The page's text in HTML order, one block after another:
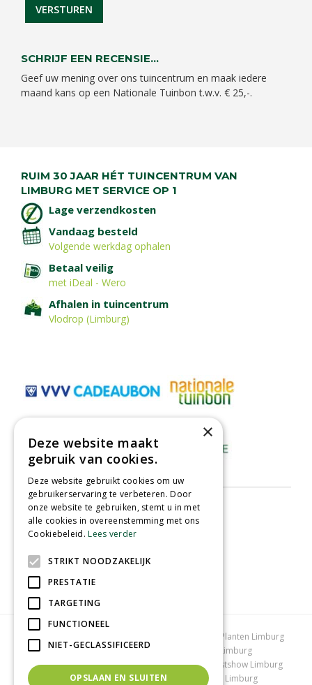
SCHRIJF EEN RECENSIE...
Geef uw mening over ons tuincentrum en maak iedere
maand kans op een Nationale Tuinbon t.w.v. € 25,-.
RUIM 30 JAAR HÉT TUINCENTRUM VAN
LIMBURG MET SERVICE OP 1
Lage verzendkosten
Vandaag besteld
Volgende werkdag ophalen
Betaal veilig
met iDeal - Wero
Afhalen in tuincentrum
Vlodrop (Limburg)
Tuincentrum Limburg
Planten Limburg
Bomen en struiken Limburg
Tuinplanten Limburg
Tuincentrum Vlodrop Gartencenter Vlodrop
Kerstshow Limburg
Kerstverlichting Lemax huisjes Vijvervissen Limburg
×
Deze website maakt
gebruik van cookies.
Deze website gebruikt cookies om uw
gebruikerservaring te verbeteren. Door
onze website te gebruiken, stemt u in met
alle cookies in overeenstemming met ons
Cookiebeleid.Lees verder
STRIKT NOODZAKELIJK
PRESTATIE
TARGETING
FUNCTIONEEL
NIET-GECLASSIFICEERD
OPSLAAN EN SLUITEN